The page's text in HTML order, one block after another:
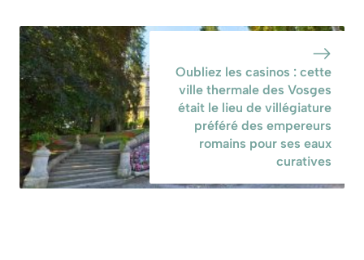
Oubliez les casinos : cette
ville thermale des Vosges
était le lieu de villégiature
préféré des empereurs
romains pour ses eaux
curatives